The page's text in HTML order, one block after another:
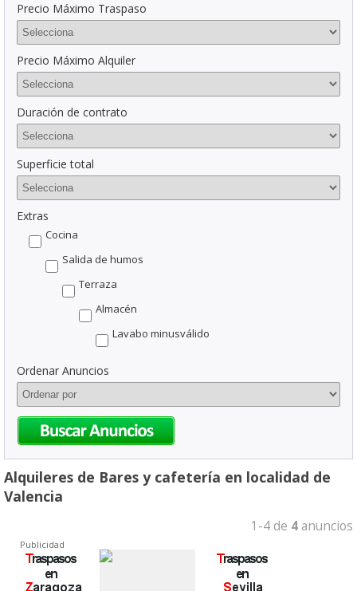
Precio Máximo Traspaso
Precio Máximo Alquiler
Duración de contrato
Superficie total
Extras
Cocina
Salida de humos
Terraza
Almacén
Lavabo minusválido
Ordenar Anuncios
Alquileres de Bares y cafetería en localidad de
Valencia
1-4 de 4 anuncios
Publicidad